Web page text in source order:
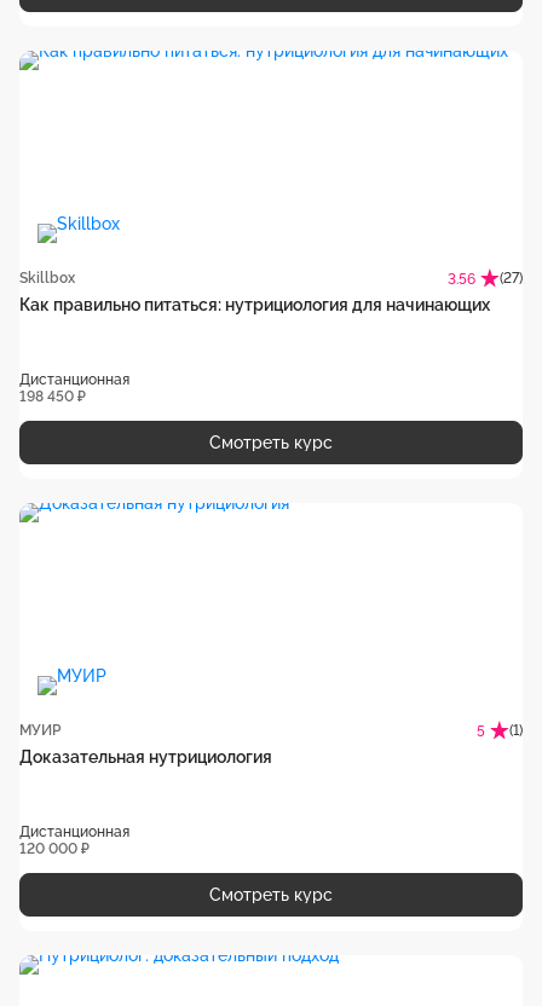
Skillbox 3.56 (27)
Как правильно питаться: нутрициология для начинающих
Дистанционная
198 450 ₽
Смотреть курс
МУИР 5 (1)
Доказательная нутрициология
Дистанционная
120 000 ₽
Смотреть курс